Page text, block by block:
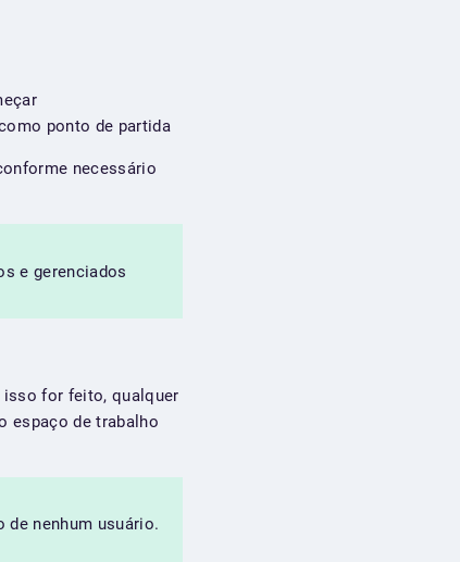
ponto de partida
necessário
e gerenciados
isso for feito, qualquer
espaço de trabalho
de nenhum usuário.